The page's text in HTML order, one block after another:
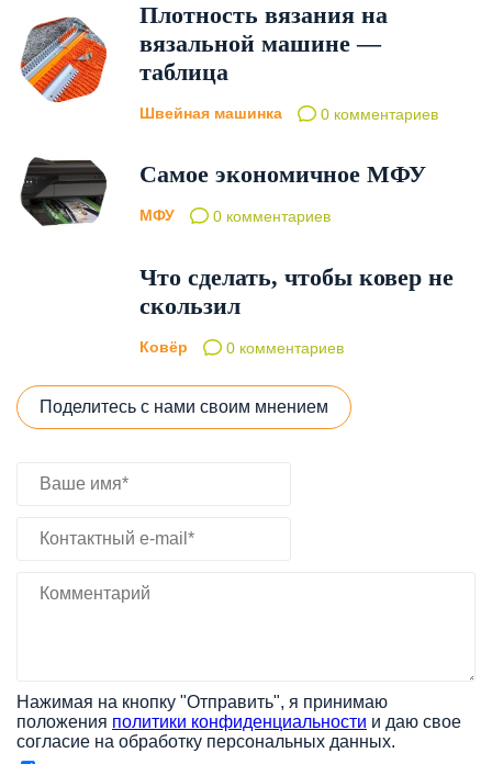
Плотность вязания на
вязальной машине —
таблица
Швейная машинка 0 комментариев
Самое экономичное МФУ
МФУ 0 комментариев
Что сделать, чтобы ковер не
скользил
Ковёр 0 комментариев
Поделитесь с нами своим мнением
Нажимая на кнопку "Отправить", я принимаю
положения политики конфиденциальности и даю свое
согласие на обработку персональных данных.